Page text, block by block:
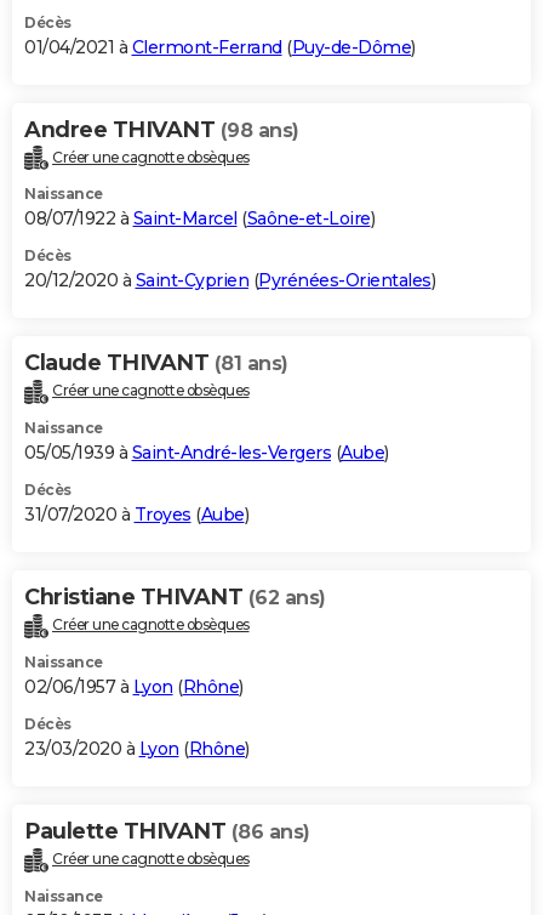
Décès
01/04/2021 à Clermont-Ferrand (Puy-de-Dôme)
Andree THIVANT (98 ans)
Créer une cagnotte obsèques
Naissance
08/07/1922 à Saint-Marcel (Saône-et-Loire)
Décès
20/12/2020 à Saint-Cyprien (Pyrénées-Orientales)
Claude THIVANT (81 ans)
Créer une cagnotte obsèques
Naissance
05/05/1939 à Saint-André-les-Vergers (Aube)
Décès
31/07/2020 à Troyes (Aube)
Christiane THIVANT (62 ans)
Créer une cagnotte obsèques
Naissance
02/06/1957 à Lyon (Rhône)
Décès
23/03/2020 à Lyon (Rhône)
Paulette THIVANT (86 ans)
Créer une cagnotte obsèques
Naissance